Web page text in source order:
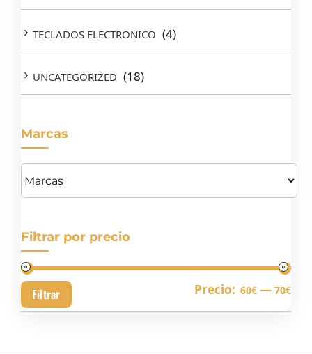
TECLADOS ELECTRONICO (4)
UNCATEGORIZED (18)
Marcas
Filtrar por precio
Filtrar Precio: 60€ — 70€